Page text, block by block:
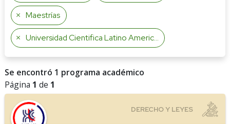
Maestrías
Universidad Cientifica Latino Americana de Hidalgo
Se encontró 1 programa académico
Página 1 de 1